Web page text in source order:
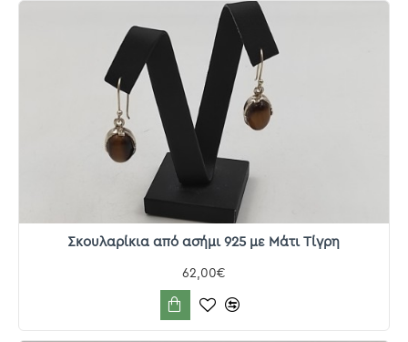
Σκουλαρίκια από ασήμι 925 με Μάτι Τίγρη
62,00€